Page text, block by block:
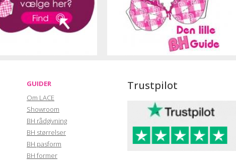
GUIDER
Om LACE
Showroom
BH rådgivning
BH størrelser
BH pasform
BH former
Trustpilot